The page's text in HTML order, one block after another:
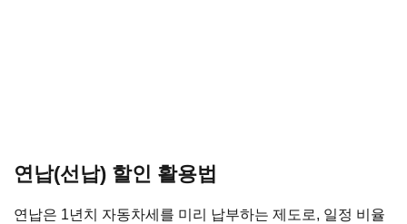
연납(선납) 할인 활용법
연납은 1년치 자동차세를 미리 납부하는 제도로, 일정 비율